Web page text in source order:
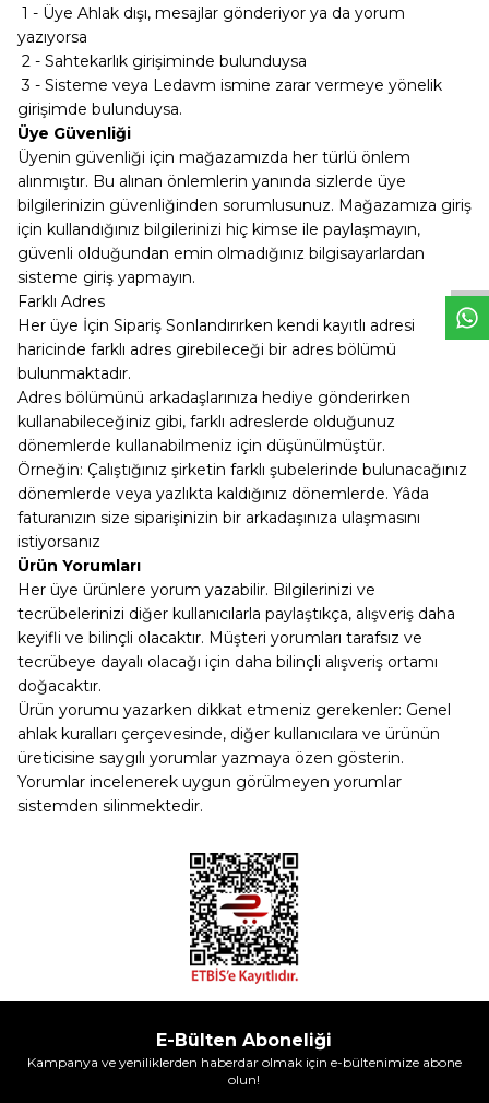
WhtsappDeseHatt
1 - Üye Ahlak dışı, mesajlar gönderiyor ya da yorum
yazıyorsa
2 - Sahtekarlık girişiminde bulunduysa
3 - Sisteme veya Ledavm ismine zarar vermeye yönelik
girişimde bulunduysa.
Üye Güvenliği
Üyenin güvenliği için mağazamızda her türlü önlem
alınmıştır. Bu alınan önlemlerin yanında sizlerde üye
bilgilerinizin güvenliğinden sorumlusunuz. Mağazamıza giriş
için kullandığınız bilgilerinizi hiç kimse ile paylaşmayın,
güvenli olduğundan emin olmadığınız bilgisayarlardan
sisteme giriş yapmayın.
Farklı Adres
Her üye İçin Sipariş Sonlandırırken kendi kayıtlı adresi
haricinde farklı adres girebileceği bir adres bölümü
bulunmaktadır.
Adres bölümünü arkadaşlarınıza hediye gönderirken
kullanabileceğiniz gibi, farklı adreslerde olduğunuz
dönemlerde kullanabilmeniz için düşünülmüştür.
Örneğin: Çalıştığınız şirketin farklı şubelerinde bulunacağınız
dönemlerde veya yazlıkta kaldığınız dönemlerde. Yâda
faturanızın size siparişinizin bir arkadaşınıza ulaşmasını
istiyorsanız
Ürün Yorumları
Her üye ürünlere yorum yazabilir. Bilgilerinizi ve
tecrübelerinizi diğer kullanıcılarla paylaştıkça, alışveriş daha
keyifli ve bilinçli olacaktır. Müşteri yorumları tarafsız ve
tecrübeye dayalı olacağı için daha bilinçli alışveriş ortamı
doğacaktır.
Ürün yorumu yazarken dikkat etmeniz gerekenler: Genel
ahlak kuralları çerçevesinde, diğer kullanıcılara ve ürünün
üreticisine saygılı yorumlar yazmaya özen gösterin.
Yorumlar incelenerek uygun görülmeyen yorumlar
sistemden silinmektedir.
E-Bülten Aboneliği
Kampanya ve yeniliklerden haberdar olmak için e-bültenimize abone
olun!